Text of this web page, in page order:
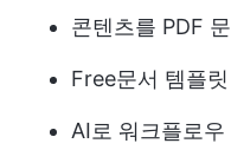
콘텐츠를 PDF
Free문서 템플릿
AI로 워크플로